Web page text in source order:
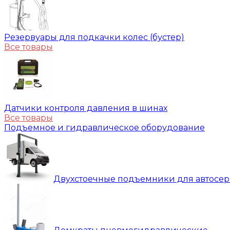
Резервуары для подкачки колес (бустер)
Все товары
Датчики контроля давления в шинах
Все товары
Подъемное и гидравлическое оборудование
Двухстоечные подъемники для